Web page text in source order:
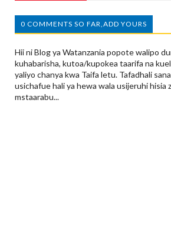
0 COMMENTS SO FAR,ADD YOURS
Hii ni Blog ya Watanzania popote walipo
kuhabarisha, kutoa/kupokea taarifa na
yaliyo chanya kwa Taifa letu. Tafadhali
usichafue hali ya hewa wala usijeruhi hisia
mstaarabu...